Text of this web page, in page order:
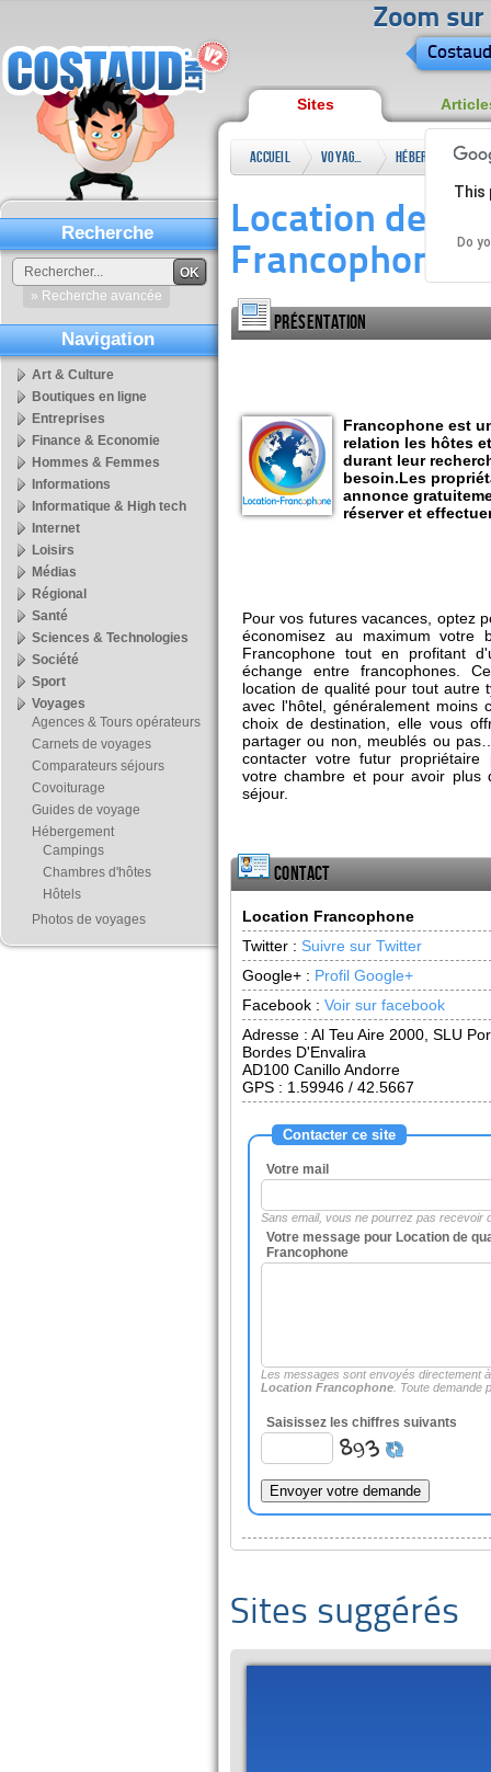
Zoom sur
Sites
Accueil Voyages
Location de
Francophone
Présentation
Francophone est
relation les hôtes
durant leur
besoin.Les
annonce
réserver et
Pour vos futures vacances, optez
économisez au maximum votre
Francophone tout en profitant
échange entre francophones.
location de qualité pour tout autre
avec l'hôtel, généralement moins
choix de destination, elle vous
partager ou non, meublés ou
contacter votre futur
votre chambre et pour avoir plus
séjour.
This
Do
Contact
Location Francophone
Twitter : Suivre sur Twitter
Google+ : Profil Google+
Facebook : Voir sur facebook
Adresse : Al Teu Aire 2000, SLU
Bordes D'Envalira
AD100 Canillo Andorre
GPS : 1.59946 / 42.5667
Contacter ce site
Votre mail
Sans email, vous ne pourrez pas recevoir
Votre message pour Location de
Francophone
Les messages sont envoyés directement
Location Francophone . Toute
Saisissez les chiffres suivants
Sites suggérés
Recherche
OK
» Recherche avancée
Navigation
Art & Culture
Boutiques en ligne
Entreprises
Finance & Economie
Hommes & Femmes
Informations
Informatique & High tech
Internet
Loisirs
Médias
Régional
Santé
Sciences & Technologies
Société
Sport
Voyages
Agences & Tours opérateurs
Carnets de voyages
Comparateurs séjours
Covoiturage
Guides de voyage
Hébergement
Campings
Chambres d'hôtes
Hôtels
Photos de voyages